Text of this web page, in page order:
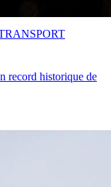
record historique de